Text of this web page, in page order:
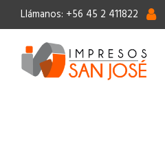
Llámanos: +56 45 2 411822